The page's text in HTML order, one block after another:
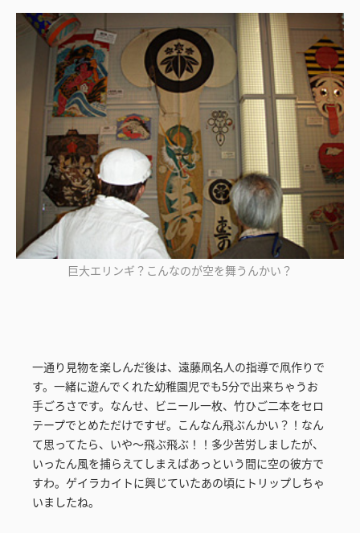
巨大エリンギ？こんなのが空を舞うんかい？
一通り見物を楽しんだ後は、遠藤凧名人の指導で凧作りで
す。一緒に遊んでくれた幼稚園児でも5分で出来ちゃうお
手ごろさです。なんせ、ビニール一枚、竹ひご二本をセロ
テープでとめただけですぜ。こんなん飛ぶんかい？！なん
て思ってたら、いや～飛ぶ飛ぶ！！多少苦労しましたが、
いったん風を捕らえてしまえばあっという間に空の彼方で
すわ。ゲイラカイトに興じていたあの頃にトリップしちゃ
いましたね。